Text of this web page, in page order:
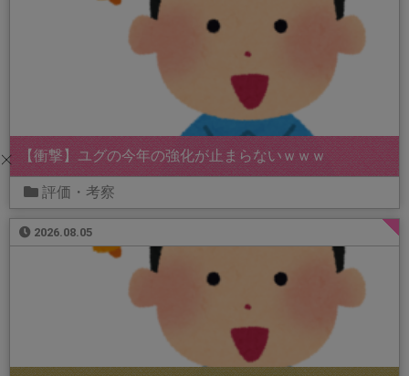
【衝撃】ユグの今年の強化が止まらないｗｗｗ
評価・考察
2026.08.05